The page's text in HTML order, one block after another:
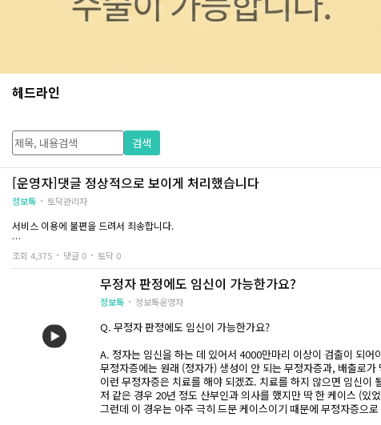
헤드라인
검색
[운영자]댓글 정상적으로 보이게 처리했습니다
정보톡 토닥관리자
서비스 이용에 불편을 드려서 죄송합니다.
진심으로 사과 드립니다.
조회 4,375 댓글 0 토닥 0
무정자 판정에도 임신이 가능한가요?
정보톡 정보톡운영자
Q. 무정자 판정에도 임신이 가능한가요?
A. 정자는 임신을 하는 데 있어서 4000만마리 이상이 검출이 되
무정자증에는 원래 (정자가) 생성이 안 되는 무정자증과, 배출로
이런 무정자증은 치료를 해야 되겠죠. 치료를 하지 않으면 임신
저 같은 경우 20년 정도 산부인과 의사를 했지만 딱 한 케이스 (있
그런데 이 경우는 아주 극히 드문 케이스이기 때문에 무정자증으